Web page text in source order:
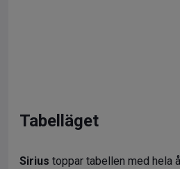
Tabelläget
Sirius toppar tabellen med hela